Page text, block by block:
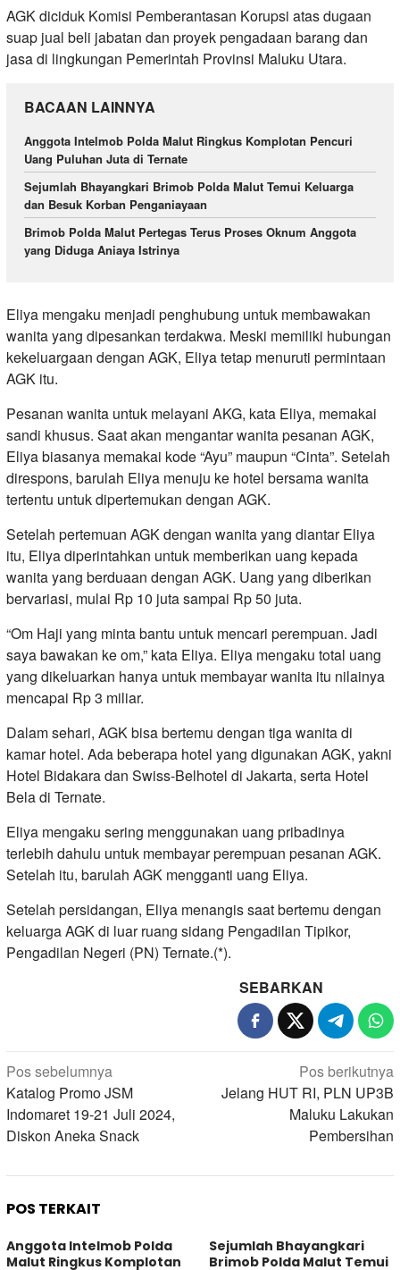
AGK diciduk Komisi Pemberantasan Korupsi atas dugaan
suap jual beli jabatan dan proyek pengadaan barang dan
jasa di lingkungan Pemerintah Provinsi Maluku Utara.
BACAAN LAINNYA
Anggota Intelmob Polda Malut Ringkus Komplotan Pencuri
Uang Puluhan Juta di Ternate
Sejumlah Bhayangkari Brimob Polda Malut Temui Keluarga
dan Besuk Korban Penganiayaan
Brimob Polda Malut Pertegas Terus Proses Oknum Anggota
yang Diduga Aniaya Istrinya
Eliya mengaku menjadi penghubung untuk membawakan
wanita yang dipesankan terdakwa. Meski memiliki hubungan
kekeluargaan dengan AGK, Eliya tetap menuruti permintaan
AGK itu.
Pesanan wanita untuk melayani AKG, kata Eliya, memakai
sandi khusus. Saat akan mengantar wanita pesanan AGK,
Eliya biasanya memakai kode “Ayu” maupun “Cinta”. Setelah
direspons, barulah Eliya menuju ke hotel bersama wanita
tertentu untuk dipertemukan dengan AGK.
Setelah pertemuan AGK dengan wanita yang diantar Eliya
itu, Eliya diperintahkan untuk memberikan uang kepada
wanita yang berduaan dengan AGK. Uang yang diberikan
bervariasi, mulai Rp 10 juta sampai Rp 50 juta.
“Om Haji yang minta bantu untuk mencari perempuan. Jadi
saya bawakan ke om,” kata Eliya. Eliya mengaku total uang
yang dikeluarkan hanya untuk membayar wanita itu nilainya
mencapai Rp 3 miliar.
Dalam sehari, AGK bisa bertemu dengan tiga wanita di
kamar hotel. Ada beberapa hotel yang digunakan AGK, yakni
Hotel Bidakara dan Swiss-Belhotel di Jakarta, serta Hotel
Bela di Ternate.
Eliya mengaku sering menggunakan uang pribadinya
terlebih dahulu untuk membayar perempuan pesanan AGK.
Setelah itu, barulah AGK mengganti uang Eliya.
Setelah persidangan, Eliya menangis saat bertemu dengan
keluarga AGK di luar ruang sidang Pengadilan Tipikor,
Pengadilan Negeri (PN) Ternate.(*).
SEBARKAN
Navigasi
pos
Pos sebelumnya
Katalog Promo JSM
Indomaret 19-21 Juli 2024,
Diskon Aneka Snack
Pos berikutnya
Jelang HUT RI, PLN UP3B
Maluku Lakukan
Pembersihan
POS TERKAIT
Anggota Intelmob Polda
Malut Ringkus Komplotan
Sejumlah Bhayangkari
Brimob Polda Malut Temui